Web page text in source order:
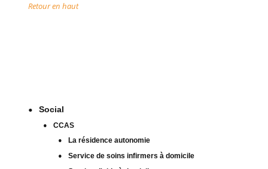
Retour en haut
Social
CCAS
La résidence autonomie
Service de soins infirmers à domicile